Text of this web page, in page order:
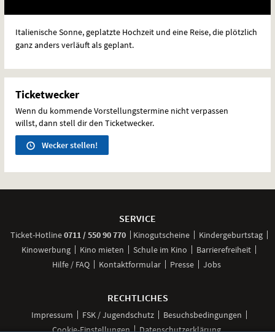
Italienische Sonne, geplatzte Hochzeit und eine Reise, die plötzlich
ganz anders verläuft als geplant.
Ticketwecker
Wenn du kommende Vorstellungstermine nicht verpassen
willst, dann stell dir den Ticketwecker.
Wecker stellen!
SERVICE
Ticket-Hotline0711 / 550 90 770anrufen
Kinogutscheine
Kindergeburtstag
Kinowerbung
Kino mieten Schule im Kino
Barrierefreiheit
Hilfe / FAQ
Kontaktformular Presse Jobs
RECHTLICHES
Impressum FSK / Jugendschutz
Besuchsbedingungen
Cookie-Einstellungen
Datenschutzerklärung